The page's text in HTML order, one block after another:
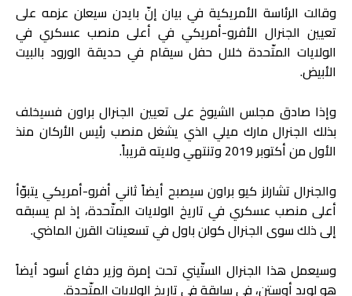
وقالت الرئاسة الأمريكية في بيان إنّ بايدن سيعلن عزمه على
تعيين الجنرال الأفرو-أمريكي في أعلى منصب عسكري في
الولايات المتّحدة خلال حفل سيقام في حديقة الورود بالبيت
الأبيض.
وإذا صادق مجلس الشيوخ على تعيين الجنرال براون فسيخلف
بذلك الجنرال مارك ميلي الذي يشغل منصب رئيس الأركان منذ
الأول من أكتوبر 2019 وتنتهي ولايته قريباً.
والجنرال تشارلز كيو براون سيصبح أيضاً ثاني أفرو-أمريكي يتبوّأ
أعلى منصب عسكري في تاريخ الولايات المتّحدة، إذ لم يسبقه
إلى ذلك سوى الجنرال كولن باول في تسعينات القرن الماضي.
وسيعمل هذا الجنرال الستّيني تحت إمرة وزير دفاع أسود أيضاً
هو لويد أوستن، في سابقة في تاريخ الولايات المتّحدة.